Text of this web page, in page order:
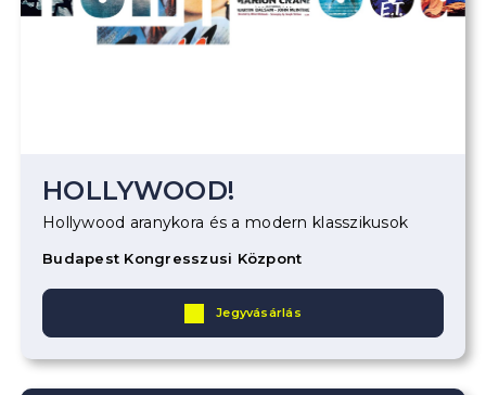
HOLLYWOOD!
Hollywood aranykora és a modern klasszikusok
Budapest Kongresszusi Központ
Jegyvásárlás